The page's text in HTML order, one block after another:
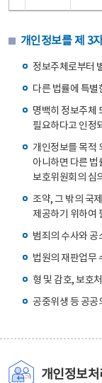
개인정보를 제 3
정보주체로부터
다른 법률에 특별
명백히 정보주체
필요하다고 인정
개인정보를 목적
아니하면 다른 법
보호위원회의 심
조약, 그 밖의 국
제공하기 위하여
범죄의 수사와 공
법원의 재판업무
형 및 감호, 보호
공중위생 등 공공
개인정보